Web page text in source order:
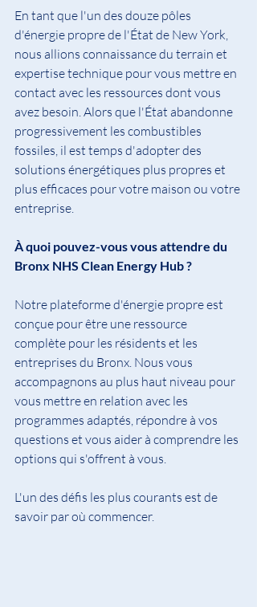
En tant que l'un des douze pôles
d'énergie propre de l'État de New York,
nous allions connaissance du terrain et
expertise technique pour vous mettre en
contact avec les ressources dont vous
avez besoin. Alors que l'État abandonne
progressivement les combustibles
fossiles, il est temps d'adopter des
solutions énergétiques plus propres et
plus efficaces pour votre maison ou votre
entreprise.
À quoi pouvez-vous vous attendre du
Bronx NHS Clean Energy Hub ?
Notre plateforme d'énergie propre est
conçue pour être une ressource
complète pour les résidents et les
entreprises du Bronx. Nous vous
accompagnons au plus haut niveau pour
vous mettre en relation avec les
programmes adaptés, répondre à vos
questions et vous aider à comprendre les
options qui s'offrent à vous.
L'un des défis les plus courants est de
savoir par où commencer.